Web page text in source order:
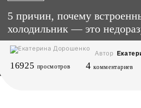
5 причин, почему
холодильник — это
Автор
16925 просмотров 4 комментариев